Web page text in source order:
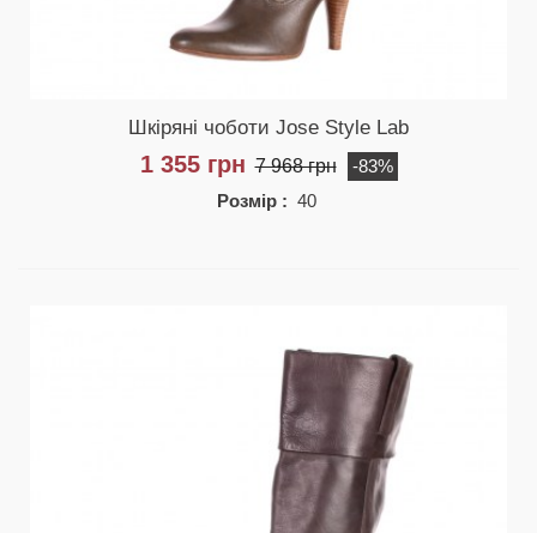
Шкіряні чоботи Jose Style Lab
1 355 грн 7 968 грн
-83%
Розмір : 40